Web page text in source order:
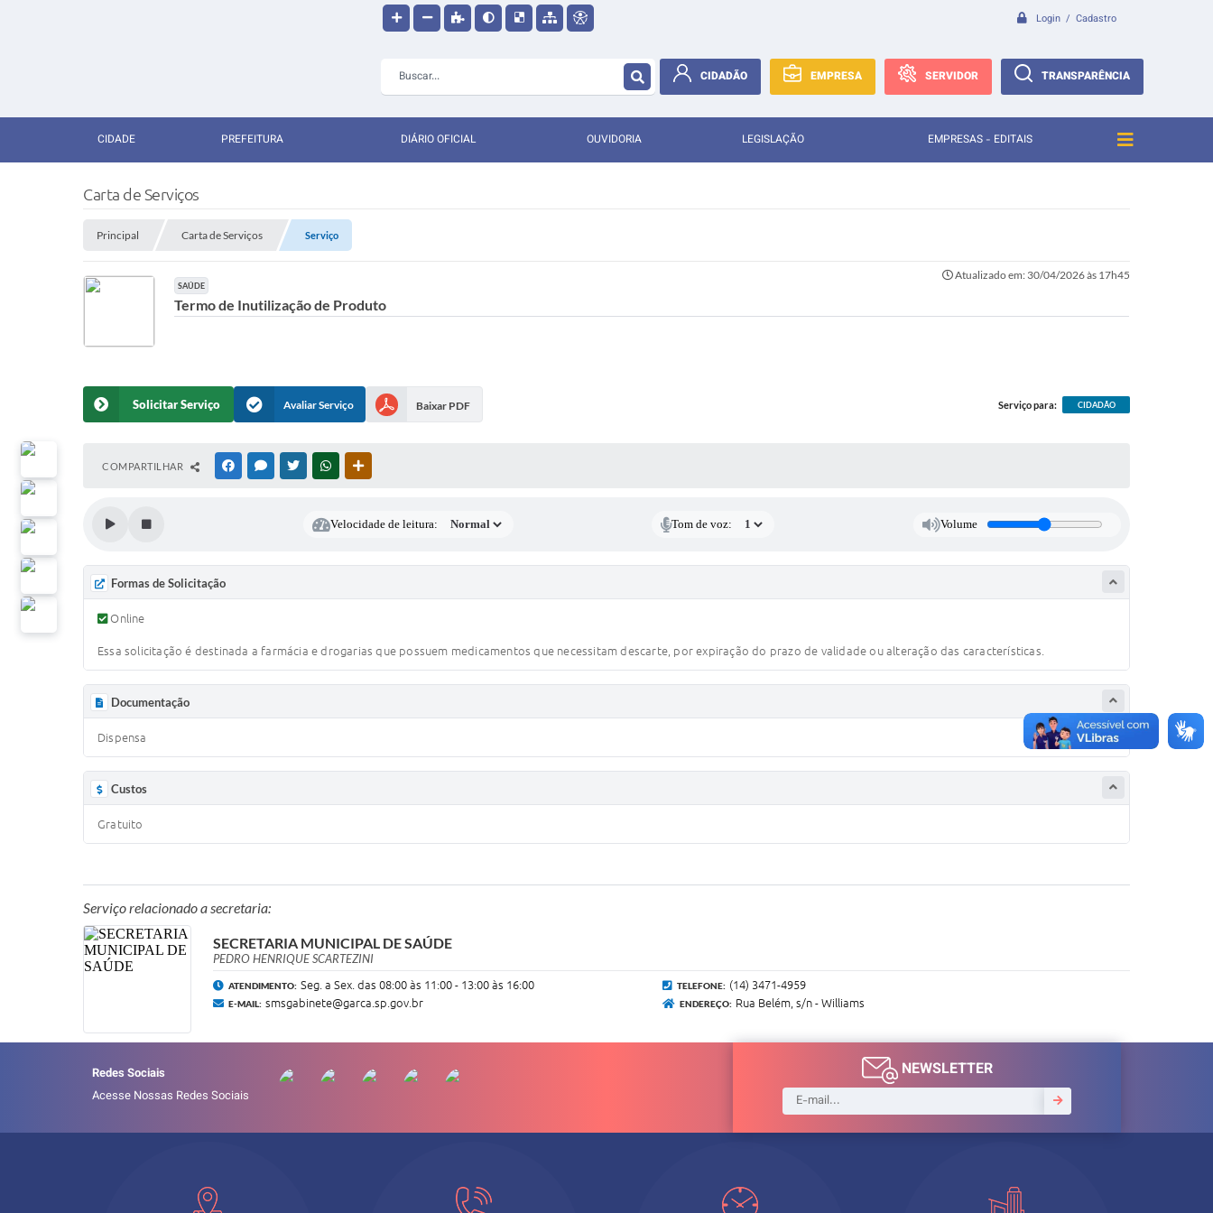
Login / Cadastro
CIDADÃO EMPRESA SERVIDOR TRANSPARÊNCIA
CIDADE PREFEITURA DIÁRIO OFICIAL OUVIDORIA LEGISLAÇÃO EMPRESAS - EDITAIS
Carta de Serviços
Principal Carta de Serviços Serviço
Atualizado em: 30/04/2026 às 17h45
SAÚDE
Termo de Inutilização de Produto
Solicitar Serviço Avaliar Serviço Baixar PDF Serviço para: CIDADÃO
COMPARTILHAR FACEBOOKMESSENGER
TWITTERWHATSAPP
Velocidade de leitura: Tom de voz: Volume
Formas de Solicitação
Online
Essa solicitação é destinada a farmácia e drogarias que possuem medicamentos que necessitam descarte, por expiração do prazo de validade ou alteração das características.
Documentação
Dispensa
Custos
Gratuito
Serviço relacionado a secretaria:
SECRETARIA MUNICIPAL DE SAÚDE
PEDRO HENRIQUE SCARTEZINI
ATENDIMENTO: Seg. a Sex. das 08:00 às 11:00 - 13:00 às 16:00 TELEFONE: (14) 3471-4959
E-MAIL: smsgabinete@garca.sp.gov.br ENDEREÇO: Rua Belém, s/n - Williams
Redes Sociais
Acesse Nossas Redes Sociais
NEWSLETTER